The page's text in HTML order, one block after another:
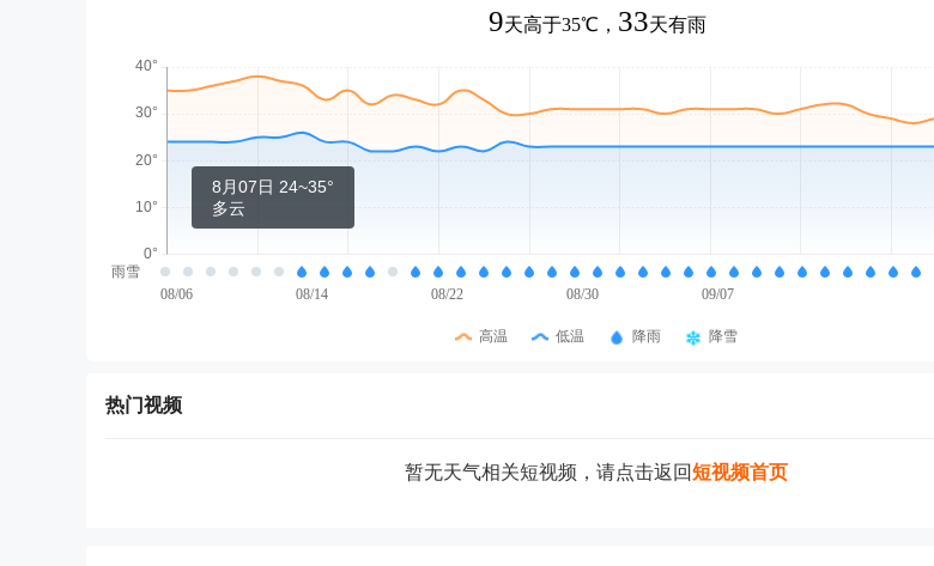
9天高于35℃， 33天有雨
8月07日 24~35°
多云
雨雪
08/06
08/14 08/22 08/30 09/07
高温 低温 降雨 降雪
热门视频
暂无天气相关短视频，请点击返回短视频首页